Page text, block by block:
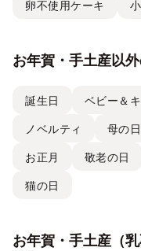
卵不使用ケーキ
お年賀・手土産以
誕生日 ベビー＆
ノベルティ 母の日
お正月 敬老の日
猫の日
お年賀・手土産（